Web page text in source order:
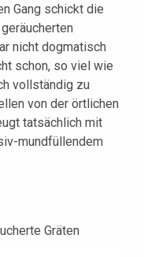
Gang schickt die
nicht dogmatisch
schon, so viel wie
vollständig zu
von der örtlichen
tatsächlich mit
mundfüllendem